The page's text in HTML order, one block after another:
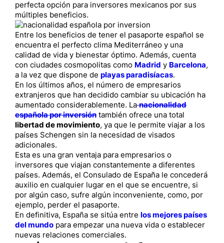
perfecta opción para inversores mexicanos por sus
múltiples beneficios.
Entre los beneficios de tener el pasaporte español se
encuentra el perfecto clima Mediterráneo y una
calidad de vida y bienestar óptimo. Además, cuenta
con ciudades cosmopolitas como Madrid y Barcelona,
a la vez que dispone de playas paradisíacas.
En los últimos años, el número de empresarios
extranjeros que han decidido cambiar su ubicación ha
aumentado considerablemente. La nacionalidad
española por inversión también ofrece una total
libertad de movimiento, ya que le permite viajar a los
países Schengen sin la necesidad de visados
adicionales.
Esta es una gran ventaja para empresarios o
inversores que viajan constantemente a diferentes
países. Además, el Consulado de España le concederá
auxilio en cualquier lugar en el que se encuentre, si
por algún caso, sufre algún inconveniente, como, por
ejemplo, perder el pasaporte.
En definitiva, España se sitúa entre los mejores países
del mundo para empezar una nueva vida o establecer
nuevas relaciones comerciales.